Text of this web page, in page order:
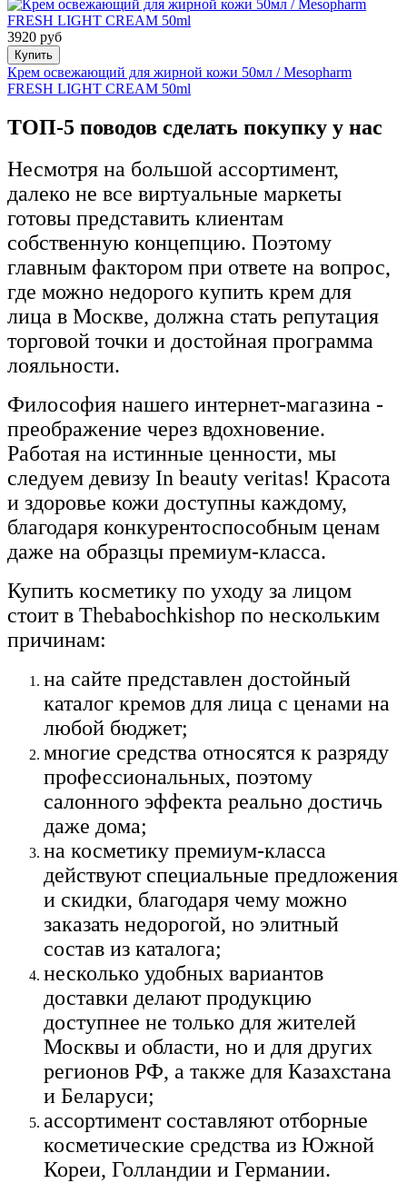
3920 руб
Купить
Крем освежающий для жирной кожи 50мл / Mesopharm
FRESH LIGHT CREAM 50ml
ТОП-5 поводов сделать покупку у нас
Несмотря на большой ассортимент,
далеко не все виртуальные маркеты
готовы представить клиентам
собственную концепцию. Поэтому
главным фактором при ответе на вопрос,
где можно недорого купить крем для
лица в Москве, должна стать репутация
торговой точки и достойная программа
лояльности.
Философия нашего интернет-магазина -
преображение через вдохновение.
Работая на истинные ценности, мы
следуем девизу In beauty veritas! Красота
и здоровье кожи доступны каждому,
благодаря конкурентоспособным ценам
даже на образцы премиум-класса.
Купить косметику по уходу за лицом
стоит в Thebabochkishop по нескольким
причинам:
на сайте представлен достойный
каталог кремов для лица с ценами на
любой бюджет;
многие средства относятся к разряду
профессиональных, поэтому
салонного эффекта реально достичь
даже дома;
на косметику премиум-класса
действуют специальные предложения
и скидки, благодаря чему можно
заказать недорогой, но элитный
состав из каталога;
несколько удобных вариантов
доставки делают продукцию
доступнее не только для жителей
Москвы и области, но и для других
регионов РФ, а также для Казахстана
и Беларуси;
ассортимент составляют отборные
косметические средства из Южной
Кореи, Голландии и Германии.